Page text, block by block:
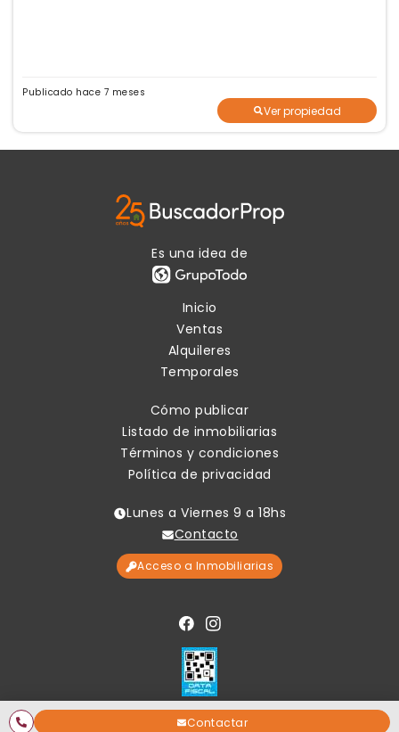
Contactar
Publicado hace 7 meses
Ver propiedad
Es una idea de
Inicio
Ventas
Alquileres
Temporales
Cómo publicar
Listado de inmobiliarias
Términos y condiciones
Política de privacidad
Lunes a Viernes 9 a 18hs
Contacto
Acceso a Inmobiliarias